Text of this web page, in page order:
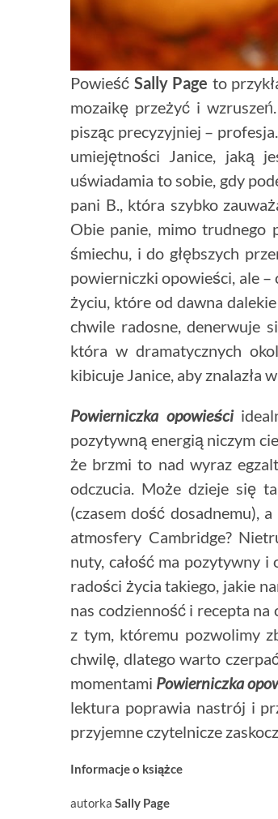
Powieść Sally Page to
mozaikę przeżyć i
pisząc precyzyjniej –
umiejętności Janice, jaką
uświadamia to sobie, gdy
pani B., która szybko
Obie panie, mimo trudnego
śmiechu, i do głębszych
powierniczki opowieści, ale –
życiu, które od dawna
chwile radosne, denerwuje
która w dramatycznych
kibicuje Janice, aby znalazła
Powierniczka opowieści
pozytywną energią niczym
że brzmi to nad wyraz
odczucia. Może dzieje się
(czasem dość dosadnemu),
atmosfery Cambridge?
nuty, całość ma pozytywny
radości życia takiego, jakie
nas codzienność i recepta
z tym, któremu pozwolimy
chwilę, dlatego warto
momentami Powierniczka
lektura poprawia nastrój i
przyjemne czytelnicze
Informacje o książce
autorka Sally Page